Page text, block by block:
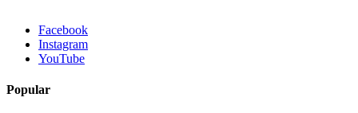
Facebook
Instagram
YouTube
Popular